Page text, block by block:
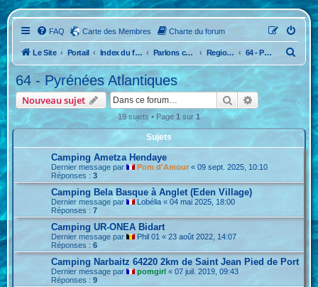
FAQ Carte des Membres Charte du forum
Le Site Portail Index du forum Parlons camping...La France Region Sud Ouest 64 - Pyrénées Atlantiques
c
e
64 - Pyrénées Atlantiques
Nouveau sujet RechercherRecherche
19 sujets • Page 1 sur 1
Sujets
Camping Ametza Hendaye
Dernier message par Pom d'Amour «09 sept. 2025, 10:10
Réponses :3
Camping Bela Basque à Anglet (Eden Village)
Dernier message par Lobélia «04 mai 2025, 18:00
Réponses :7
Camping UR-ONEA Bidart
Dernier message par Phil 01 «23 août 2022, 14:07
Réponses :6
Camping Narbaitz 64220 2km de Saint Jean Pied de Port
Dernier message par pomgirl «07 juil. 2019, 09:43
Réponses :9